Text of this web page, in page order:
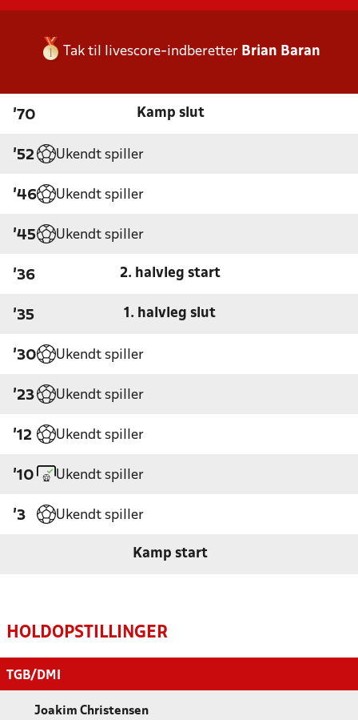
Tak til livescore-indberetter Brian Baran
'70 Kamp slut
'52 Ukendt spiller
'46 Ukendt spiller
'45 Ukendt spiller
'36 2. halvleg start
'35 1. halvleg slut
'30 Ukendt spiller
'23 Ukendt spiller
'12 Ukendt spiller
'10 Ukendt spiller
'3 Ukendt spiller
Kamp start
HOLDOPSTILLINGER
TGB/DMI
Joakim Christensen